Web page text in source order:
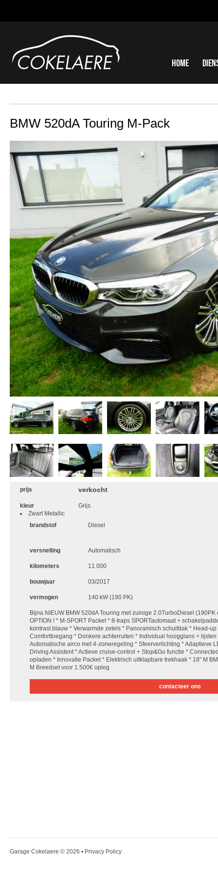
Home
BMW 520dA Touring M-Pack
prijs verkocht
kleur
Grijs
Zwart Metallic
brandstof
Diesel
versnelling Automatisch
kilometers 11.000
bouwjaar 03/2017
vermogen 140 kW (190 PK)
Bijna NIEUW BMW 520dA Touring met zuinige 2.0TurboDiesel (190PK
OPTION ! * M-SPORT Packet * 8-traps SPORTautomaat +
kontrast blauw * Verwarmde zetels * Panoramisch schuifdak * Head-
Comforttoegang * Donkere achterruiten * Individual hoogglans +
Automatische airco met 4-zoneregeling * Sfeerverlichting * Adaptieve
Driving Assistent * Actieve cruise-control + Stop&Go functie *
opladen * Innovatie Packet * Elektrisch uitklapbare trekhaak * 18" M
M Breedset voor 1.500€ opleg
contacteer ons
Garage Cokelaere © 2026 • Privacy Policy